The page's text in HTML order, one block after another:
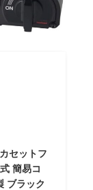
セットフ
簡易コ
ブラック